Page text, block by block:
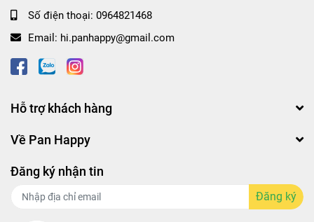
Số điện thoại: 0964821468
Email: hi.panhappy@gmail.com
Hỗ trợ khách hàng
Về Pan Happy
Đăng ký nhận tin
Đăng ký